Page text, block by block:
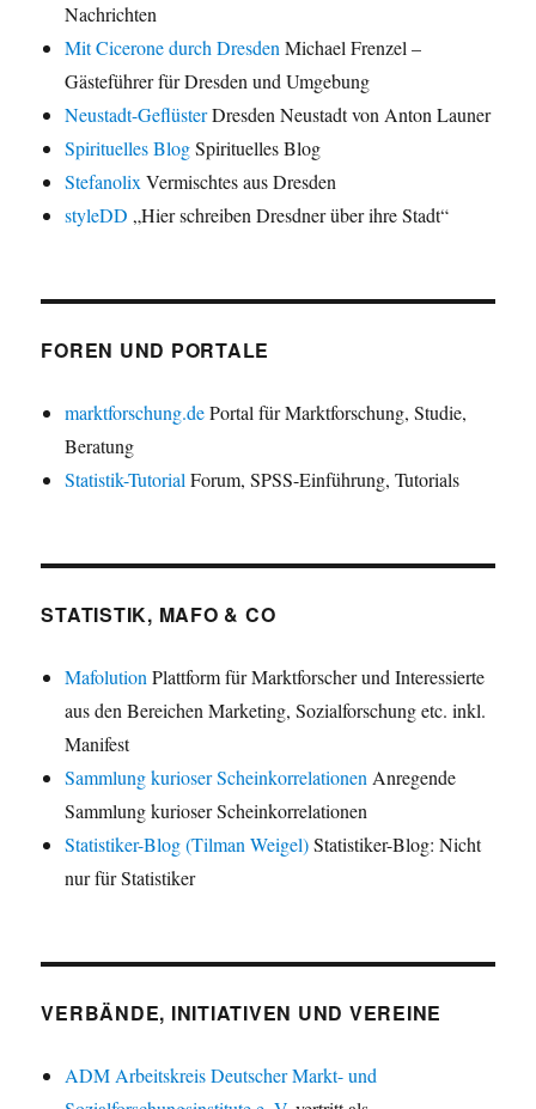
Nachrichten
Mit Cicerone durch DresdenMichael Frenzel –
Gästeführer für Dresden und Umgebung
Neustadt-GeflüsterDresden Neustadt von Anton Launer
Spirituelles BlogSpirituelles Blog
StefanolixVermischtes aus Dresden
styleDD „Hier schreiben Dresdner über ihre Stadt“
FOREN UND PORTALE
marktforschung.dePortal für Marktforschung, Studie,
Beratung
Statistik-TutorialForum, SPSS-Einführung, Tutorials
STATISTIK, MAFO & CO
MafolutionPlattform für Marktforscher und Interessierte
aus den Bereichen Marketing, Sozialforschung etc. inkl.
Manifest
Sammlung kurioser ScheinkorrelationenAnregende
Sammlung kurioser Scheinkorrelationen
Statistiker-Blog (Tilman Weigel)Statistiker-Blog: Nicht
nur für Statistiker
VERBÄNDE, INITIATIVEN UND VEREINE
ADM Arbeitskreis Deutscher Markt- und